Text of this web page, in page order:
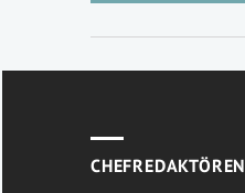
CHEFREDAKTÖREN